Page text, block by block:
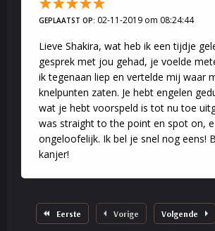
GEPLAATST OP: 02-11-2019 om 08:24:44
Lieve Shakira, wat heb ik een tijdje
gesprek met jou gehad, je voelde
ik tegenaan liep en vertelde mij waar
knelpunten zaten. Je hebt engelen
wat je hebt voorspeld is tot nu toe
was straight to the point en spot on,
ongeloofelijk. Ik bel je snel nog eens!
kanjer!
Eerste Vorige Volgende